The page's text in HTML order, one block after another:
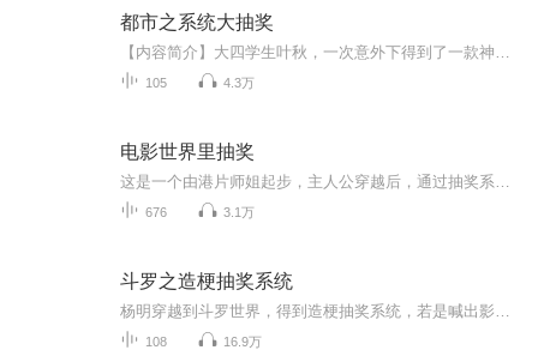
都市之系统大抽奖
105 4.3万
电影世界里抽奖
676 3.1万
斗罗之造梗抽奖系统
108 16.9万